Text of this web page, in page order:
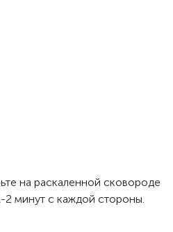
на раскаленной сковороде
2 минут с каждой стороны.